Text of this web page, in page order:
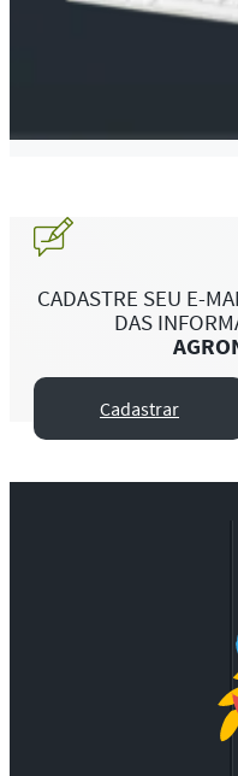
CADASTRE SEU E-
DAS
Cadastrar